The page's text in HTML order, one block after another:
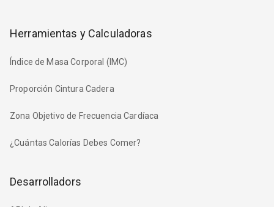
Herramientas y Calculadoras
Índice de Masa Corporal (IMC)
Proporción Cintura Cadera
Zona Objetivo de Frecuencia Cardíaca
¿Cuántas Calorías Debes Comer?
Desarrolladors